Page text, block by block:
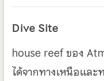
Dive Site
house reef ของ
ได้จากทางเหนือแล